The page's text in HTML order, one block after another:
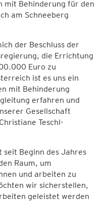
mit Behinderung für den
am Schneeberg
der Beschluss der
die Errichtung
Euro zu
ist es uns ein
mit Behinderung
erfahren und
Gesellschaft
Teschl-
seit Beginn des Jahres
Raum, um
und arbeiten zu
wir sicherstellen,
geleistet werden